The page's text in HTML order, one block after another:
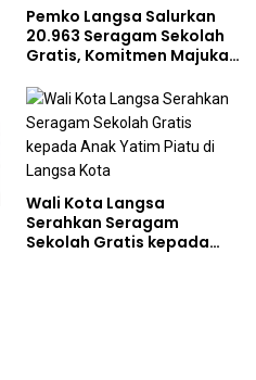
Pemko Langsa Salurkan
20.963 Seragam Sekolah
Gratis, Komitmen Majukan
Wali Kota Langsa
Serahkan Seragam
Sekolah Gratis kepada